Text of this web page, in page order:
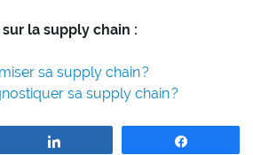
la supply chain :
sa supply chain ?
sa supply chain ?